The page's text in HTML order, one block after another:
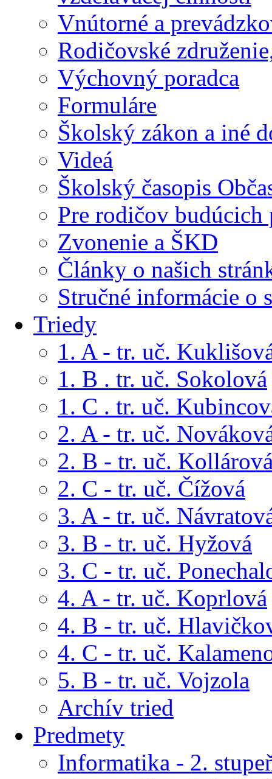
Vnútorné a
Rodičovské
Výchovný poradca
Formuláre
Školský zákon a iné
Videá
Školský časopis
Pre rodičov budúcich
Zvonenie a ŠKD
Články o našich
Stručné informácie o
Triedy
1. A - tr. uč.
1. B . tr. uč. Sokolová
1. C . tr. uč.
2. A - tr. uč.
2. B - tr. uč.
2. C - tr. uč. Čížová
3. A - tr. uč.
3. B - tr. uč. Hyžová
3. C - tr. uč.
4. A - tr. uč. Koprlová
4. B - tr. uč.
4. C - tr. uč.
5. B - tr. uč. Vojzola
Archív tried
Predmety
Informatika - 2.